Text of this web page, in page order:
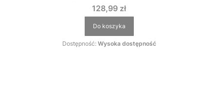
Cena
128,99 zł
Do koszyka
Dostępność: Wysoka dostępność